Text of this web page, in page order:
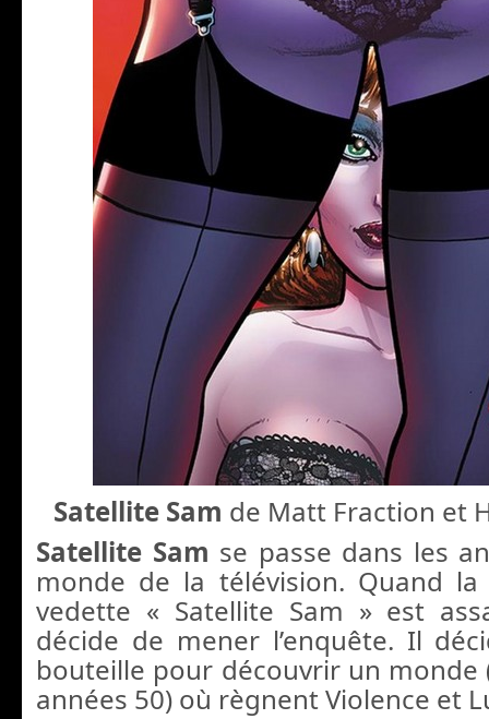
Satellite Sam de Matt Fraction et
Satellite Sam se passe dans les
monde de la télévision. Quand
vedette « Satellite Sam » est
décide de mener l’enquête. Il
bouteille pour découvrir un monde
années 50) où règnent Violence et